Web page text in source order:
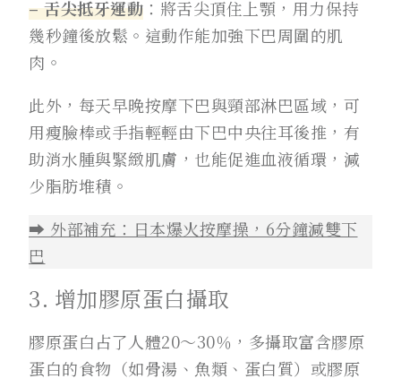
– 舌尖抵牙運動 ：將舌尖頂住上顎，用力保持
幾秒鐘後放鬆。這動作能加強下巴周圍的肌
肉。
此外，每天早晚按摩下巴與頸部淋巴區域，可
用瘦臉棒或手指輕輕由下巴中央往耳後推，有
助消水腫與緊緻肌膚，也能促進血液循環，減
少脂肪堆積。
➡️ 外部補充：日本爆火按摩操，6分鐘減雙下
巴
3. 增加膠原蛋白攝取
膠原蛋白占了人體20～30％，多攝取富含膠原
蛋白的食物（如骨湯、魚類、蛋白質）或膠原